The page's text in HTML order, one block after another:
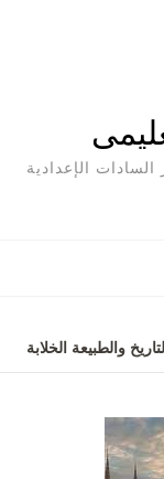
الإعدادية
والطبيعة الخلابة